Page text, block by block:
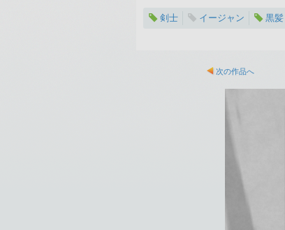
剣士 イージャン 黒髪
次の作品へ
706×1000ピ